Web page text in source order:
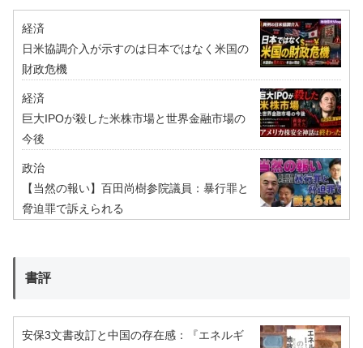
経済
日米協調介入が示すのは日本ではなく米国の
財政危機
経済
巨大IPOが殺した米株市場と世界金融市場の
今後
政治
【当然の報い】百田尚樹参院議員：暴行罪と
脅迫罪で訴えられる
書評
安保3文書改訂と中国の存在感：『エネルギ